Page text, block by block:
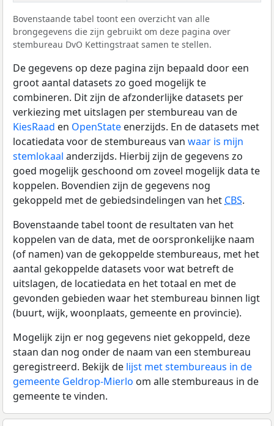
Bovenstaande tabel toont een overzicht van alle
brongegevens die zijn gebruikt om deze pagina over
stembureau DvO Kettingstraat samen te stellen.
De gegevens op deze pagina zijn bepaald door een
groot aantal datasets zo goed mogelijk te
combineren. Dit zijn de afzonderlijke datasets per
verkiezing met uitslagen per stembureau van de
KiesRaad en OpenState enerzijds. En de datasets met
locatiedata voor de stembureaus van waar is mijn
stemlokaal anderzijds. Hierbij zijn de gegevens zo
goed mogelijk geschoond om zoveel mogelijk data te
koppelen. Bovendien zijn de gegevens nog
gekoppeld met de gebiedsindelingen van het CBS.
Bovenstaande tabel toont de resultaten van het
koppelen van de data, met de oorspronkelijke naam
(of namen) van de gekoppelde stembureaus, met het
aantal gekoppelde datasets voor wat betreft de
uitslagen, de locatiedata en het totaal en met de
gevonden gebieden waar het stembureau binnen ligt
(buurt, wijk, woonplaats, gemeente en provincie).
Mogelijk zijn er nog gegevens niet gekoppeld, deze
staan dan nog onder de naam van een stembureau
geregistreerd. Bekijk de lijst met stembureaus in de
gemeente Geldrop-Mierlo om alle stembureaus in de
gemeente te vinden.